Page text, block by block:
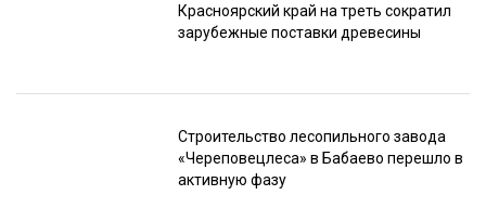
Красноярский край на треть сократил
зарубежные поставки древесины
Строительство лесопильного завода
«Череповецлеса» в Бабаево перешло в
активную фазу